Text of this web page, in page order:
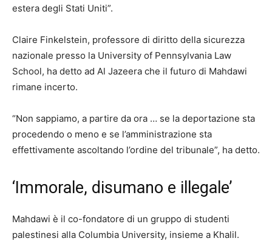
estera degli Stati Uniti”.
Claire Finkelstein, professore di diritto della sicurezza
nazionale presso la University of Pennsylvania Law
School, ha detto ad Al Jazeera che il futuro di Mahdawi
rimane incerto.
“Non sappiamo, a partire da ora … se la deportazione sta
procedendo o meno e se l’amministrazione sta
effettivamente ascoltando l’ordine del tribunale”, ha detto.
‘Immorale, disumano e illegale’
Mahdawi è il co-fondatore di un gruppo di studenti
palestinesi alla Columbia University, insieme a Khalil.